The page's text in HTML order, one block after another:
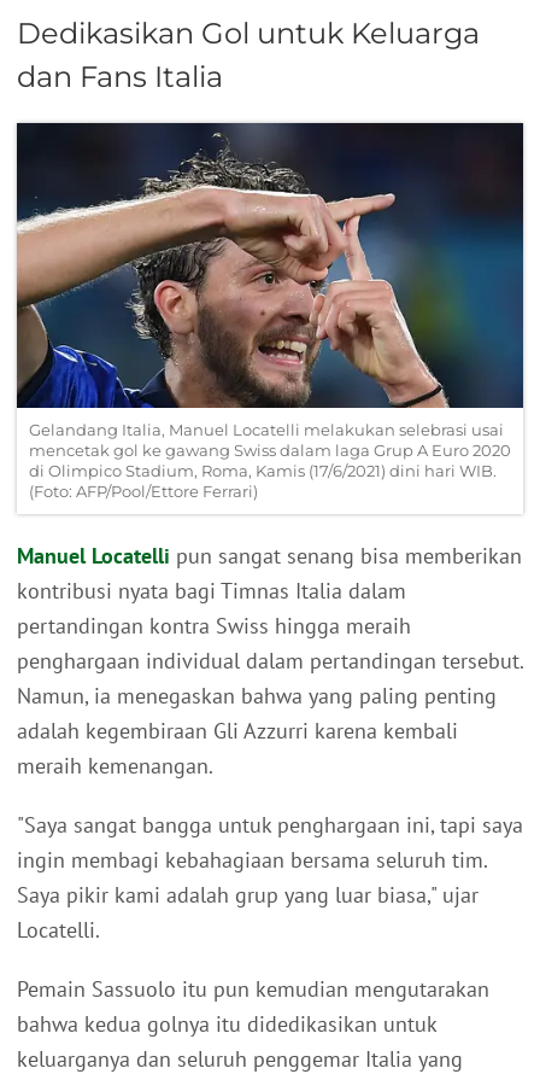
Dedikasikan Gol untuk Keluarga
dan Fans Italia
Gelandang Italia, Manuel Locatelli melakukan selebrasi usai
mencetak gol ke gawang Swiss dalam laga Grup A Euro 2020
di Olimpico Stadium, Roma, Kamis (17/6/2021) dini hari WIB.
(Foto: AFP/Pool/Ettore Ferrari)
Manuel Locatelli pun sangat senang bisa memberikan
kontribusi nyata bagi Timnas Italia dalam
pertandingan kontra Swiss hingga meraih
penghargaan individual dalam pertandingan tersebut.
Namun, ia menegaskan bahwa yang paling penting
adalah kegembiraan Gli Azzurri karena kembali
meraih kemenangan.
"Saya sangat bangga untuk penghargaan ini, tapi saya
ingin membagi kebahagiaan bersama seluruh tim.
Saya pikir kami adalah grup yang luar biasa," ujar
Locatelli.
Pemain Sassuolo itu pun kemudian mengutarakan
bahwa kedua golnya itu didedikasikan untuk
keluarganya dan seluruh penggemar Italia yang